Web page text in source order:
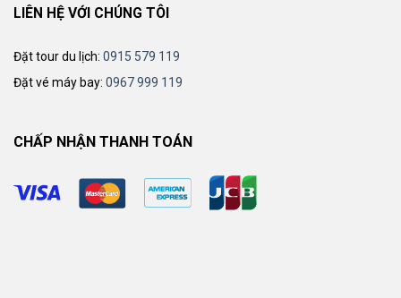
LIÊN HỆ VỚI CHÚNG TÔI
Đặt tour du lịch: 0915 579 119
Đặt vé máy bay: 0967 999 119
CHẤP NHẬN THANH TOÁN